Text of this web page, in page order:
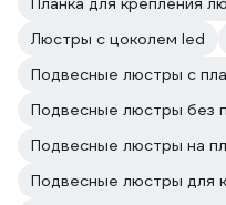
Люстры с цоколем led
Подвесные люстры с
Подвесные люстры без
Подвесные люстры на
Подвесные люстры для